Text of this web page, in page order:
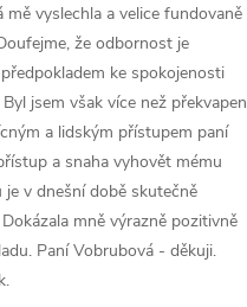
mě vyslechla a velice fundovaně
že odbornost je
ke spokojenosti
jsem však více než překvapen
a lidským přístupem paní
a snaha vyhovět mému
je v dnešní době skutečně
mně výrazně pozitivně
Paní Vobrubová - děkuji.